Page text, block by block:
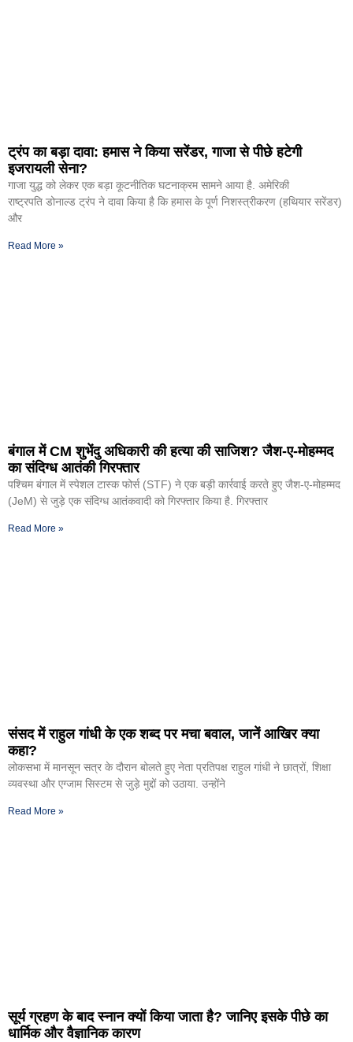
ट्रंप का बड़ा दावा: हमास ने किया सरेंडर, गाजा से पीछे हटेगी
इजरायली सेना?
गाजा युद्ध को लेकर एक बड़ा कूटनीतिक घटनाक्रम सामने आया है. अमेरिकी
राष्ट्रपति डोनाल्ड ट्रंप ने दावा किया है कि हमास के पूर्ण निशस्त्रीकरण (हथियार सरेंडर)
और
Read More »
बंगाल में CM शुभेंदु अधिकारी की हत्या की साजिश? जैश-ए-मोहम्मद
का संदिग्ध आतंकी गिरफ्तार
पश्चिम बंगाल में स्पेशल टास्क फोर्स (STF) ने एक बड़ी कार्रवाई करते हुए जैश-ए-मोहम्मद
(JeM) से जुड़े एक संदिग्ध आतंकवादी को गिरफ्तार किया है. गिरफ्तार
Read More »
संसद में राहुल गांधी के एक शब्द पर मचा बवाल, जानें आखिर क्या
कहा?
लोकसभा में मानसून सत्र के दौरान बोलते हुए नेता प्रतिपक्ष राहुल गांधी ने छात्रों, शिक्षा
व्यवस्था और एग्जाम सिस्टम से जुड़े मुद्दों को उठाया. उन्होंने
Read More »
सूर्य ग्रहण के बाद स्नान क्यों किया जाता है? जानिए इसके पीछे का
धार्मिक और वैज्ञानिक कारण